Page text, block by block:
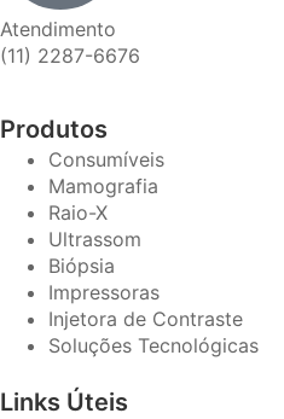
Atendimento
(11) 2287-6676
Produtos
Consumíveis
Mamografia
Raio-X
Ultrassom
Biópsia
Impressoras
Injetora de Contraste
Soluções Tecnológicas
Links Úteis